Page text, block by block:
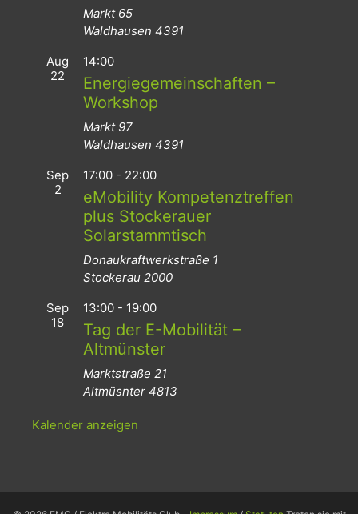
Markt 65
Waldhausen 4391
Aug
22
14:00
Energiegemeinschaften –
Workshop
Markt 97
Waldhausen 4391
Sep
2
17:00 - 22:00
eMobility Kompetenztreffen
plus Stockerauer
Solarstammtisch
Donaukraftwerkstraße 1
Stockerau 2000
Sep
18
13:00 - 19:00
Tag der E-Mobilität –
Altmünster
Marktstraße 21
Altmüsnter 4813
Kalender anzeigen